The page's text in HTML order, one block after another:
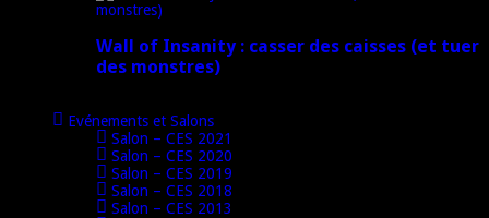
Wall of Insanity : casser des caisses (et tuer
des monstres)
Evénements et Salons
Salon – CES 2021
Salon – CES 2020
Salon – CES 2019
Salon – CES 2018
Salon – CES 2013